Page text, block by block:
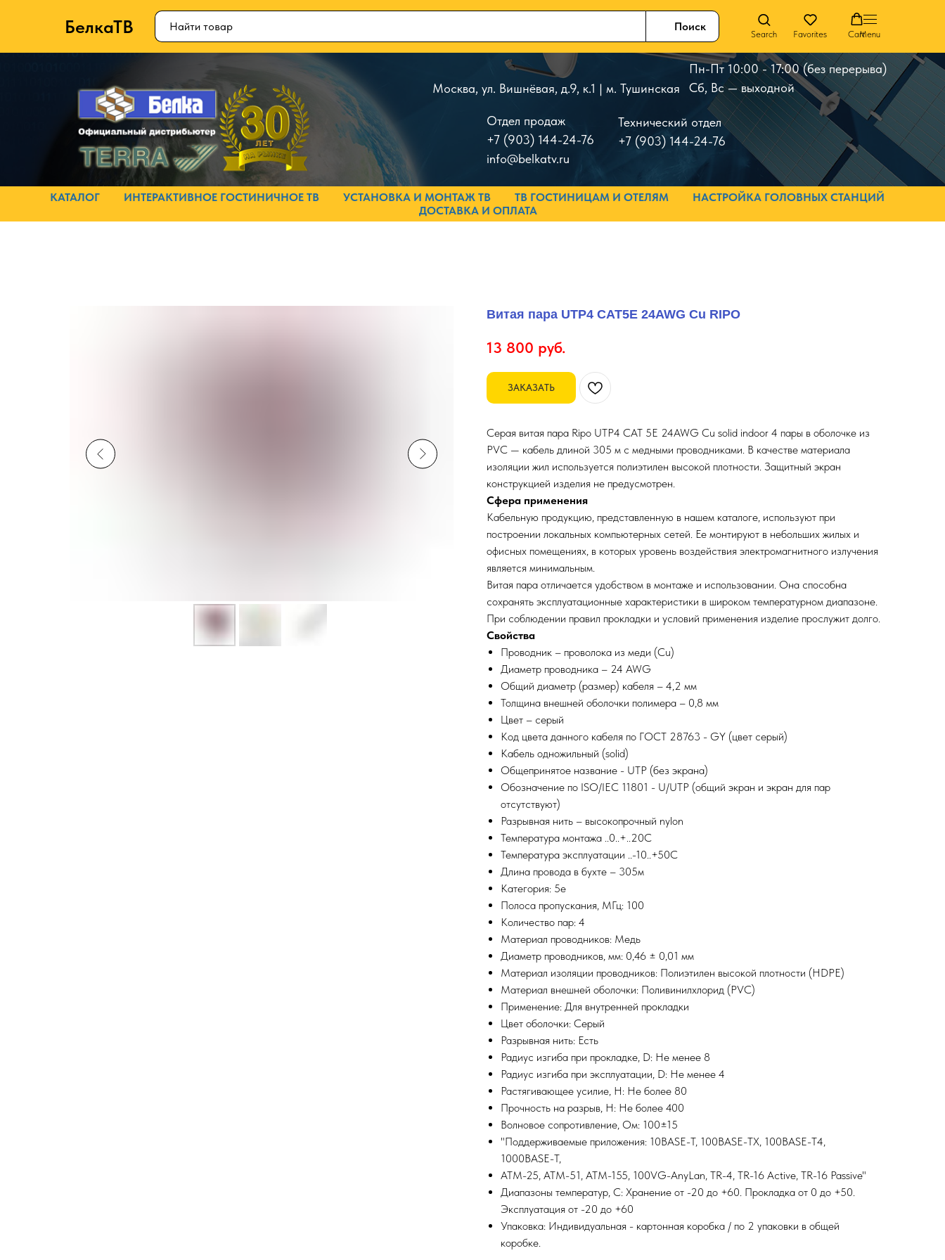
БелкаТВ Поиск
Search Favorites CartMenu
Москва, ул. Вишнёвая, д.9, к.1 | м. Тушинская
Отдел продаж
+7 (903) 144-24-76
info@belkatv.ru
Пн-Пт 10:00 - 17:00 (без перерыва)
Сб, Вс — выходной
Технический отдел
+7 (903) 144-24-76
КАТАЛОГ ИНТЕРАКТИВНОЕ ГОСТИНИЧНОЕ ТВ УСТАНОВКА И МОНТАЖ ТВ ТВ ГОСТИНИЦАМ И ОТЕЛЯМ
НАСТРОЙКА ГОЛОВНЫХ СТАНЦИЙ
ДОСТАВКА И ОПЛАТА
Витая пара UTP4 CAT5E 24AWG Cu RIPO
13 800 руб.
ЗАКАЗАТЬ
Серая витая пара Ripo UTP4 CAT 5E 24AWG Cu solid indoor 4 пары в оболочке из
PVC — кабель длиной 305 м с медными проводниками. В качестве материала
изоляции жил используется полиэтилен высокой плотности. Защитный экран
конструкцией изделия не предусмотрен.
Сфера применения
Кабельную продукцию, представленную в нашем каталоге, используют при
построении локальных компьютерных сетей. Ее монтируют в небольших жилых и
офисных помещениях, в которых уровень воздействия электромагнитного излучения
является минимальным.
Витая пара отличается удобством в монтаже и использовании. Она способна
сохранять эксплуатационные характеристики в широком температурном диапазоне.
При соблюдении правил прокладки и условий применения изделие прослужит долго.
Свойства
Проводник – проволока из меди (Cu)
Диаметр проводника – 24 AWG
Общий диаметр (размер) кабеля – 4,2 мм
Толщина внешней оболочки полимера – 0,8 мм
Цвет – серый
Код цвета данного кабеля по ГОСТ 28763 - GY (цвет серый)
Кабель одножильный (solid)
Общепринятое название - UTP (без экрана)
Обозначение по ISO/IEC 11801 - U/UTP (общий экран и экран для пар
отсутствуют)
Разрывная нить – высокопрочный nylon
Температура монтажа ..0..+..20С
Температура эксплуатации ..-10..+50С
Длина провода в бухте – 305м
Категория: 5e
Полоса пропускания, МГц: 100
Количество пар: 4
Материал проводников: Медь
Диаметр проводников, мм: 0,46 ± 0,01 мм
Материал изоляции проводников: Полиэтилен высокой плотности (HDPE)
Материал внешней оболочки: Поливинилхлорид (PVC)
Применение: Для внутренней прокладки
Цвет оболочки: Серый
Разрывная нить: Есть
Радиус изгиба при прокладке, D: Не менее 8
Радиус изгиба при эксплуатации, D: Не менее 4
Растягивающее усилие, H: Не более 80
Прочность на разрыв, H: Не более 400
Волновое сопротивление, Ом: 100±15
"Поддерживаемые приложения: 10BASE-T, 100BASE-TX, 100BASE-T4,
1000BASE-T,
ATM-25, ATM-51, ATM-155, 100VG-AnyLan, TR-4, TR-16 Active, TR-16 Passive"
Диапазоны температур, С: Хранение от -20 до +60. Прокладка от 0 до +50.
Эксплуатация от -20 до +60
Упаковка: Индивидуальная - картонная коробка / по 2 упаковки в общей
коробке.